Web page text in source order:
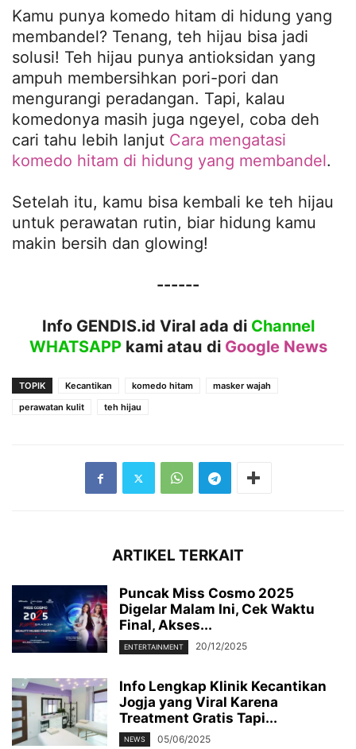
Kamu punya komedo hitam di hidung yang
membandel? Tenang, teh hijau bisa jadi
solusi! Teh hijau punya antioksidan yang
ampuh membersihkan pori-pori dan
mengurangi peradangan. Tapi, kalau
komedonya masih juga ngeyel, coba deh
cari tahu lebih lanjut Cara mengatasi
komedo hitam di hidung yang membandel.
Setelah itu, kamu bisa kembali ke teh hijau
untuk perawatan rutin, biar hidung kamu
makin bersih dan glowing!
------
Info GENDIS.id Viral ada di Channel
WHATSAPPkami atau di Google News
TOPIK Kecantikan komedo hitam
masker wajah
perawatan kulit
teh hijau
ARTIKEL TERKAIT
Puncak Miss Cosmo 2025
Digelar Malam Ini, Cek Waktu
Final, Akses...
ENTERTAINMENT 20/12/2025
Info Lengkap Klinik Kecantikan
Jogja yang Viral Karena
Treatment Gratis Tapi...
NEWS 05/06/2025